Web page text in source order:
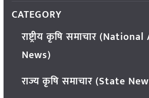
CATEGORY
राष्ट्रीय कृषि समाचार
News)
राज्य कृषि समाचार (State